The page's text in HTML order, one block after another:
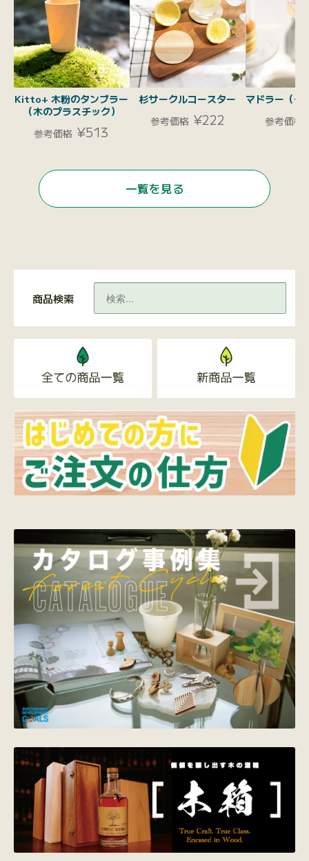
Kitto+ 木粉のタンブラー
（木のプラスチック）
参考価格 ¥513
杉サークルコースター
参考価格 ¥222
マドラー（チ
参考価格
一覧を見る
商品検索